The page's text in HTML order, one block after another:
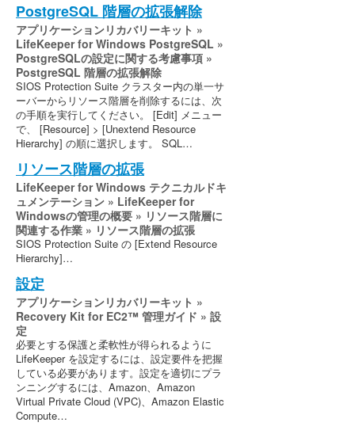
PostgreSQL 階層の拡張解除
アプリケーションリカバリーキット »
LifeKeeper for Windows PostgreSQL »
PostgreSQLの設定に関する考慮事項 »
PostgreSQL 階層の拡張解除
SIOS Protection Suite クラスター内の単一サ
ーバーからリソース階層を削除するには、次
の手順を実行してください。 [Edit] メニュー
で、 [Resource] > [Unextend Resource
Hierarchy] の順に選択します。 SQL…
リソース階層の拡張
LifeKeeper for Windows テクニカルドキ
ュメンテーション » LifeKeeper for
Windowsの管理の概要 » リソース階層に
関連する作業 » リソース階層の拡張
SIOS Protection Suite の [Extend Resource
Hierarchy]…
設定
アプリケーションリカバリーキット »
Recovery Kit for EC2™ 管理ガイド » 設
定
必要とする保護と柔軟性が得られるように
LifeKeeper を設定するには、設定要件を把握
している必要があります。設定を適切にプラ
ンニングするには、Amazon、Amazon
Virtual Private Cloud (VPC)、Amazon Elastic
Compute…